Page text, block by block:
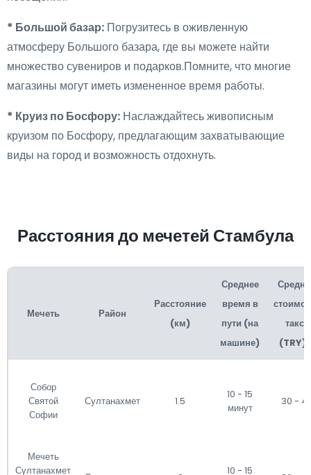
* Большой базар: Погрузитесь в оживленную
атмосферу Большого базара, где вы можете найти
множество сувениров и подарков.Помните, что многие
магазины могут иметь измененное время работы.
* Круиз по Босфору: Наслаждайтесь живописным
круизом по Босфору, предлагающим захватывающие
виды на город и возможность отдохнуть.
Расстояния до мечетей Стамбула
Мечеть Район
Расстояние
(км)
Среднее
время в
пути (на
машине)
такси
Собор
Святой
Софии
Султанахмет 1.5
10 - 15
минут
30 -
Мечеть
Султанахмет
10 - 15